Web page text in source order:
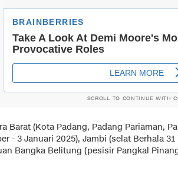
SCROLL TO CONTINUE WITH
Barat (Kota Padang, Padang Pariaman,
- 3 Januari 2025), Jambi (selat Berhala
Bangka Belitung (pesisir Pangkal